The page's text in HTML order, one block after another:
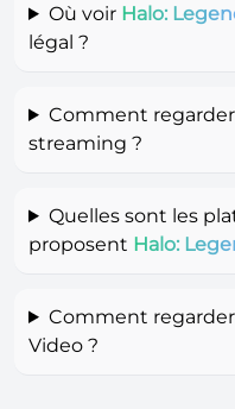
Où voir Halo:
légal ?
Comment regarder
streaming ?
Quelles sont les
proposent Halo:
Comment regarder
Video ?